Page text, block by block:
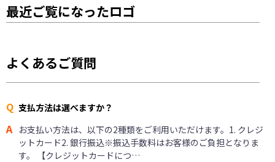
最近ご覧になったロゴ
よくあるご質問
Q 支払方法は選べますか？
A お支払い方法は、以下の2種類をご利用いただけます。1. クレジ
ットカード2. 銀行振込※振込手数料はお客様のご負担となりま
す。 【クレジットカードにつ…